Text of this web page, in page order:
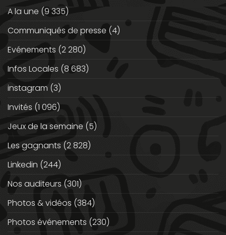
A la une (9 335)
Communiqués de presse (4)
Evénements (2 280)
Infos Locales (8 683)
instagram (3)
Invités (1 096)
Jeux de la semaine (5)
Les gagnants (2 828)
Linkedin (244)
Nos auditeurs (301)
Photos & vidéos (384)
Photos événements (230)